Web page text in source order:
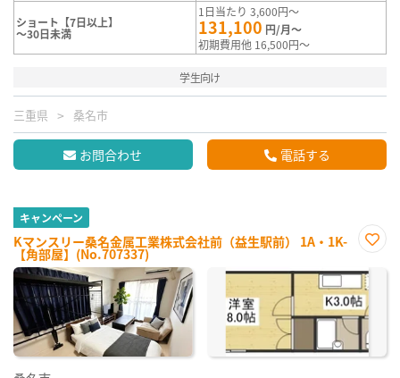
ショート【7日以上】
～30日未満
1日当たり 3,600円～
131,100 円/月～
初期費用他 16,500円～
学生向け
三重県 桑名市
お問合わせ 電話する
キャンペーン
Kマンスリー桑名金属工業株式会社前（益生駅前） 1A・1K-
【角部屋】(No.707337)
に入
り登
録